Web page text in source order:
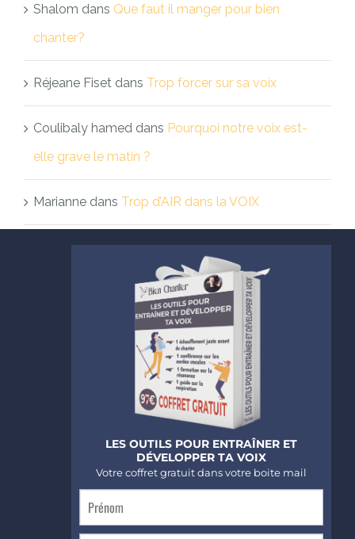
Shalom dans Que faut il manger pour bien
chanter?
Réjeane Fiset dans Trop forcer sur sa voix
Coulibaly hamed dans Pourquoi notre voix est-
elle grave le matin ?
Marianne dans Trop d’AIR dans la VOIX